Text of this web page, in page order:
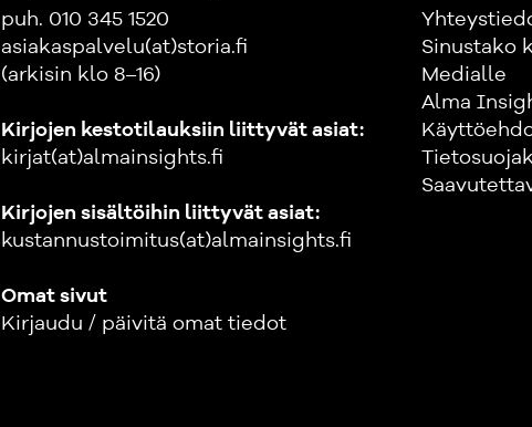
liiketoimintamalleja. Se
näkemyksiä ja
hankinnat voivat olla
ja liiketoiminnan
puh. 010 345 1520
asiakaspalvelu(at)storia.fi
(arkisin klo 8–16)
Kirjojen kestotilauksiin liittyvät asiat:
kirjat(at)almainsights.fi
Kirjojen sisältöihin liittyvät asiat:
kustannustoimitus(at)almainsights.fi
Omat sivut
Kirjaudu / päivitä omat tiedot
Sinustako
Medialle
Alma